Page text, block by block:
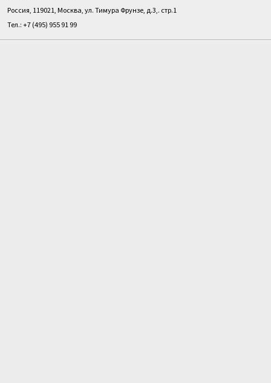
Россия, 119021, Москва, ул. Тимура Фрунзе, д.3,. стр.1
Тел.: +7 (495) 955 91 99